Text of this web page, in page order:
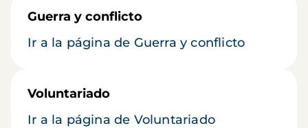
Guerra y conflicto
Ir a la página de Guerra y conflicto
Voluntariado
Ir a la página de Voluntariado